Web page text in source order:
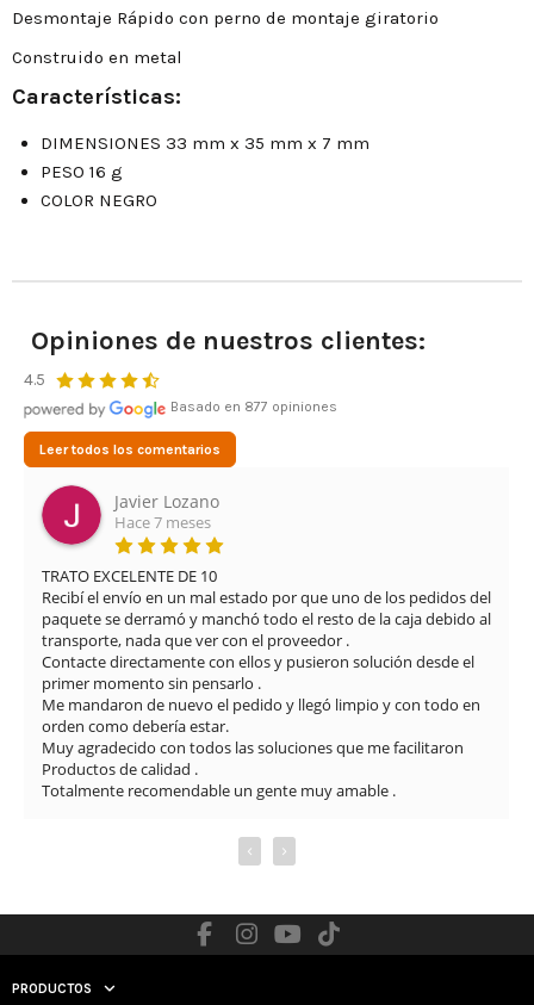
Desmontaje Rápido con perno de montaje giratorio
Construido en metal
Características:
DIMENSIONES 33 mm x 35 mm x 7 mm
PESO 16 g
COLOR NEGRO
Opiniones de nuestros clientes:
4.5
Basado en 877 opiniones
Leer todos los comentarios
Javier Lozano
Hace 7 meses
TRATO EXCELENTE DE 10
Recibí el envío en un mal estado por que uno de los pedidos del
paquete se derramó y manchó todo el resto de la caja debido al
transporte, nada que ver con el proveedor .
Contacte directamente con ellos y pusieron solución desde el
primer momento sin pensarlo .
Me mandaron de nuevo el pedido y llegó limpio y con todo en
orden como debería estar.
Muy agradecido con todos las soluciones que me facilitaron
Productos de calidad .
Totalmente recomendable un gente muy amable .
‹ ›
PRODUCTOS